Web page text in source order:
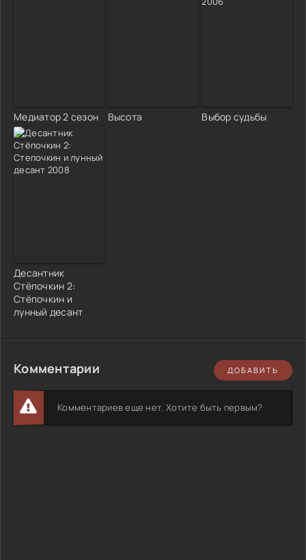
Медиатор 2 сезон Высота Выбор судьбы
Десантник
Стёпочкин 2:
Стёпочкин и
лунный десант
Комментарии ДОБАВИТЬ
Комментариев еще нет. Хотите быть первым?